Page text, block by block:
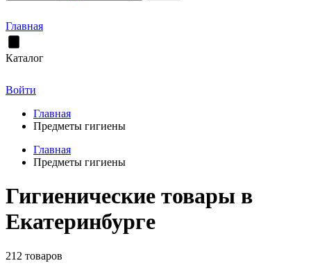
Главная
Каталог
Войти
Главная
Предметы гигиены
Главная
Предметы гигиены
Гигиенические товары в
Екатеринбурге
212 товаров